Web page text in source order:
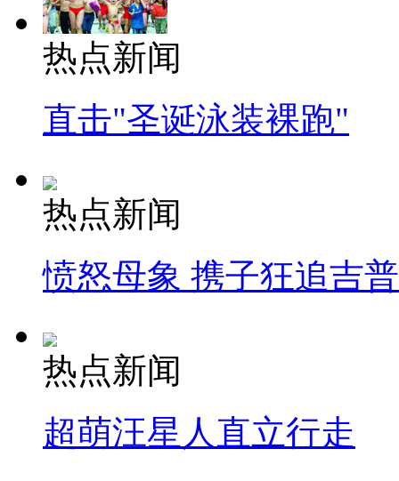
热点新闻
直击"圣诞泳装裸跑"
热点新闻
愤怒母象 携子狂追吉
热点新闻
超萌汪星人直立行走